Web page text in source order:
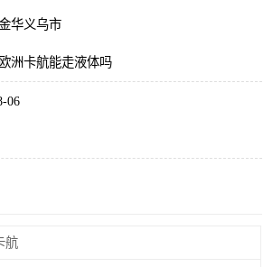
华义乌市
洲卡航能走液体吗
06
航